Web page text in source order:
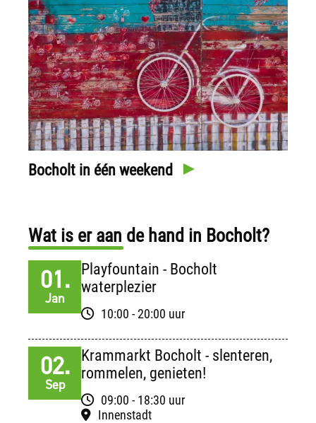
Bocholt in één weekend
Wat is er aan de hand in Bocholt?
01.
Jan
Playfountain - Bocholt
waterplezier
10:00 - 20:00 uur
02.
Sep
Krammarkt Bocholt - slenteren,
rommelen, genieten!
09:00 - 18:30 uur
Innenstadt